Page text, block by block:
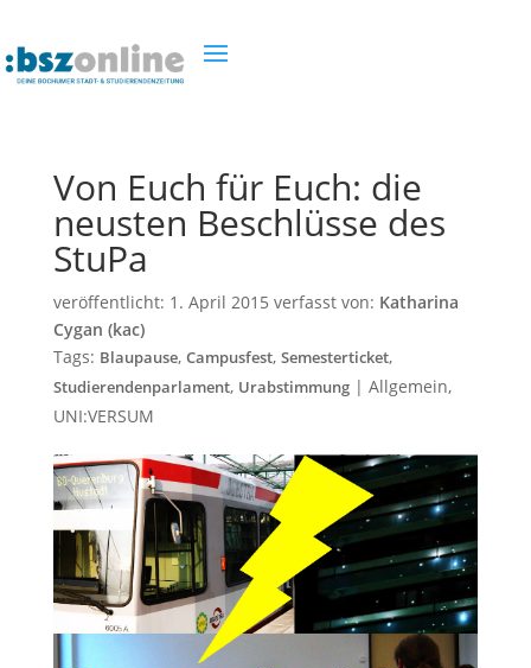
Von Euch für Euch: die
neusten Beschlüsse des
StuPa
veröffentlicht: 1. April 2015 verfasst von: Katharina
Cygan (kac)
Tags: Blaupause, Campusfest, Semesterticket,
Studierendenparlament, Urabstimmung| Allgemein,
UNI:VERSUM